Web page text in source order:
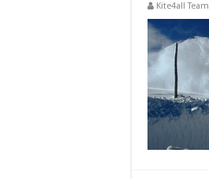
Kite4all Team